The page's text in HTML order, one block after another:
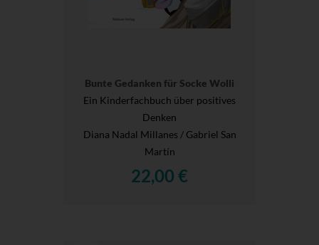
Bunte Gedanken für Socke Wolli
Ein Kinderfachbuch über positives
Denken
Diana Nadal Millanes / Gabriel San
Martín
22,00 €